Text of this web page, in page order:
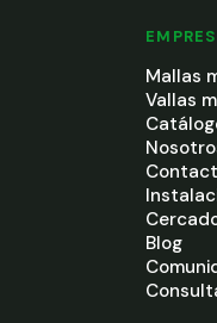
Mallas
Vallas
Blog